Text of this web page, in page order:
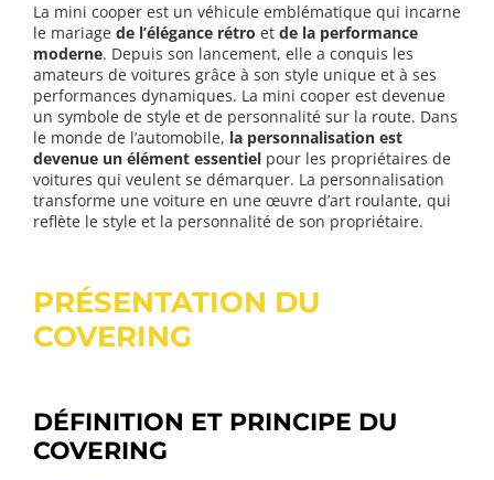
La mini cooper est un véhicule emblématique qui incarne
le mariage de l’élégance rétro et de la performance
moderne. Depuis son lancement, elle a conquis les
amateurs de voitures grâce à son style unique et à ses
performances dynamiques. La mini cooper est devenue
un symbole de style et de personnalité sur la route. Dans
le monde de l’automobile, la personnalisation est
devenue un élément essentiel pour les propriétaires de
voitures qui veulent se démarquer. La personnalisation
transforme une voiture en une œuvre d’art roulante, qui
reflète le style et la personnalité de son propriétaire.
PRÉSENTATION DU
COVERING
DÉFINITION ET PRINCIPE DU
COVERING